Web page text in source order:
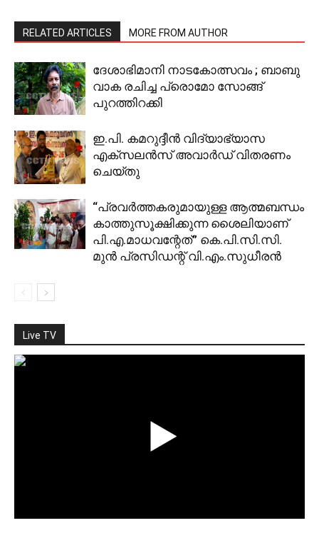
RELATED ARTICLES MORE FROM AUTHOR
ദേശാഭിമാനി നാടകോത്സവം ; ബാബു
വാക രചിച്ച പ്രൊമോ സോങ്ങ്
പുറത്തിറക്കി
ഇ.പി. കമറുദ്ദീൻ വിദ്യാഭ്യാസ
എക്‌സലൻസ് അവാർഡ് വിതരണം
ചെയ്തു
“പ്രവര്‍ത്തകരുമായുള്ള ആത്മബന്ധം
കാത്തുസൂക്ഷിക്കുന്ന ശൈലിയാണ്
പി.എ.മാധവന്റേത്” കെ.പി.സി.സി.
മുന്‍ പ്രസിഡന്റ് വി.എം.സുധീരന്‍
Live TV